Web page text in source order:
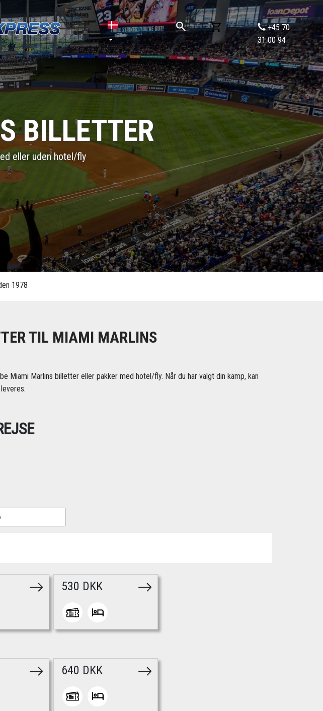
+45 70
31 00 94
BILLETTER
eller uden hotel/fly
TIL MIAMI MARLINS
Miami Marlins billetter eller pakker med hotel/fly. Når du har valgt din kamp, ​​kan